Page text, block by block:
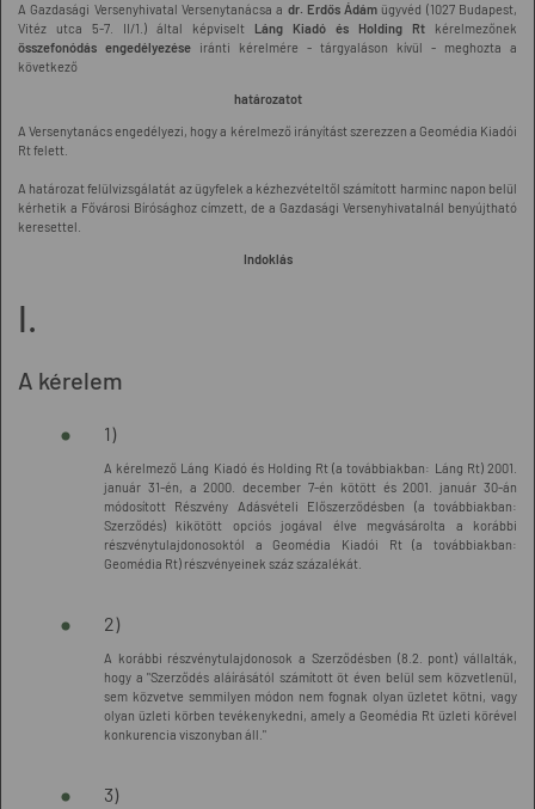
A Gazdasági Versenyhivatal Versenytanácsa a dr. Erdős Ádám ügyvéd (1027 Budapest,
Vitéz utca 5-7. II/1.) által képviselt Láng Kiadó és Holding Rt kérelmezőnek
összefonódás engedélyezése iránti kérelmére - tárgyaláson kívül - meghozta a
következő
határozatot
A Versenytanács engedélyezi, hogy a kérelmező irányítást szerezzen a Geomédia Kiadói
Rt felett.
A határozat felülvizsgálatát az ügyfelek a kézhezvételtől számított harminc napon belül
kérhetik a Fővárosi Bírósághoz címzett, de a Gazdasági Versenyhivatalnál benyújtható
keresettel.
Indoklás
I.
A kérelem
1)
A kérelmező Láng Kiadó és Holding Rt (a továbbiakban: Láng Rt) 2001.
január 31-én, a 2000. december 7-én kötött és 2001. január 30-án
módosított Részvény Adásvételi Előszerződésben (a továbbiakban:
Szerződés) kikötött opciós jogával élve megvásárolta a korábbi
részvénytulajdonosoktól a Geomédia Kiadói Rt (a továbbiakban:
Geomédia Rt) részvényeinek száz százalékát.
2)
A korábbi részvénytulajdonosok a Szerződésben (8.2. pont) vállalták,
hogy a "Szerződés aláírásától számított öt éven belül sem közvetlenül,
sem közvetve semmilyen módon nem fognak olyan üzletet kötni, vagy
olyan üzleti körben tevékenykedni, amely a Geomédia Rt üzleti körével
konkurencia viszonyban áll."
3)